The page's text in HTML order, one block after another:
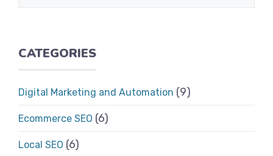
CATEGORIES
Digital Marketing and Automation (9)
Ecommerce SEO (6)
Local SEO (6)